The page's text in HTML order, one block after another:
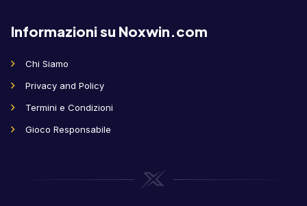
Informazioni su Noxwin.com
Chi Siamo
Privacy and Policy
Termini e Condizioni
Gioco Responsabile